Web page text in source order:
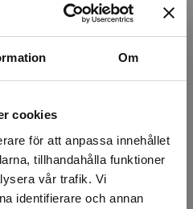
Om
cookies
för att anpassa innehållet
tillhandahålla funktioner
vår trafik. Vi
identifierare och annan
i varukorgen